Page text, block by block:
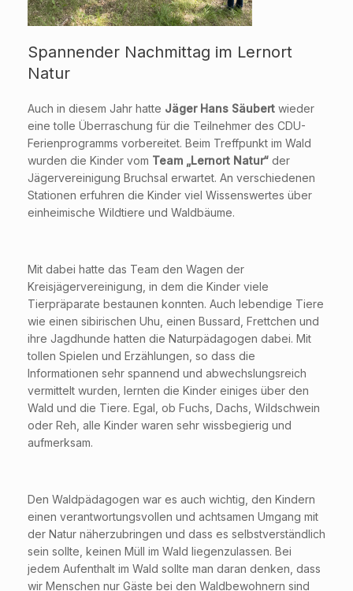
Spannender Nachmittag im Lernort
Natur
Auch in diesem Jahr hatte Jäger Hans Säubert wieder
eine tolle Überraschung für die Teilnehmer des CDU-
Ferienprogramms vorbereitet. Beim Treffpunkt im Wald
wurden die Kinder vom Team „Lernort Natur“ der
Jägervereinigung Bruchsal erwartet. An verschiedenen
Stationen erfuhren die Kinder viel Wissenswertes über
einheimische Wildtiere und Waldbäume.
Mit dabei hatte das Team den Wagen der
Kreisjägervereinigung, in dem die Kinder viele
Tierpräparate bestaunen konnten. Auch lebendige Tiere
wie einen sibirischen Uhu, einen Bussard, Frettchen und
ihre Jagdhunde hatten die Naturpädagogen dabei. Mit
tollen Spielen und Erzählungen, so dass die
Informationen sehr spannend und abwechslungsreich
vermittelt wurden, lernten die Kinder einiges über den
Wald und die Tiere. Egal, ob Fuchs, Dachs, Wildschwein
oder Reh, alle Kinder waren sehr wissbegierig und
aufmerksam.
Den Waldpädagogen war es auch wichtig, den Kindern
einen verantwortungsvollen und achtsamen Umgang mit
der Natur näherzubringen und dass es selbstverständlich
sein sollte, keinen Müll im Wald liegenzulassen. Bei
jedem Aufenthalt im Wald sollte man daran denken, dass
wir Menschen nur Gäste bei den Waldbewohnern sind